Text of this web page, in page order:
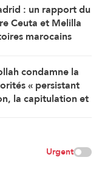
: un rapport du
Ceuta et Melilla
marocains
condamne la
« persistant
la capitulation et
Urgent